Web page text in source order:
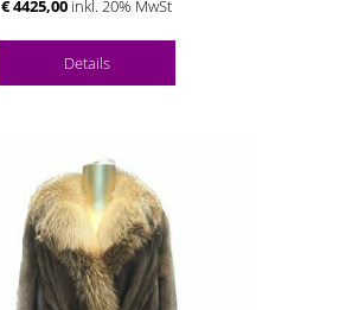
€ 4425,00 inkl. 20% MwSt
Details